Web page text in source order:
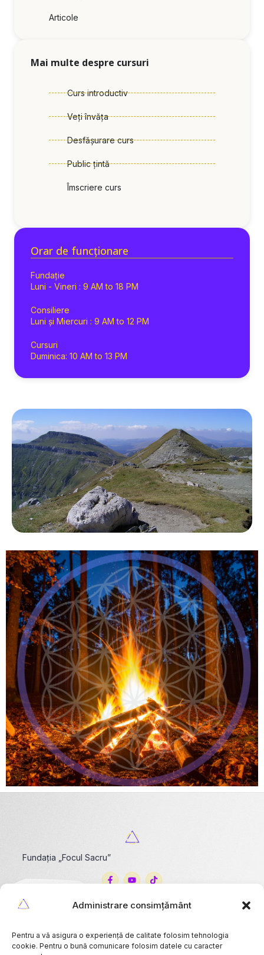
Administrare consimțământ
Pentru a vă asigura o experiență de calitate folosim tehnologia
cookie. Pentru o bună comunicare folosim datele cu caracter
Articole
Mai multe despre cursuri
Curs introductiv
Veți învăța
Desfășurare curs
Public țintă
Îmscriere curs
Orar de funcționare
Fundație
Luni - Vineri : 9 AM to 18 PM
Consiliere
Luni și Miercuri : 9 AM to 12 PM
Cursuri
Duminica: 10 AM to 13 PM
Fundația „Focul Sacru”
Telefon
Tel:0745513544